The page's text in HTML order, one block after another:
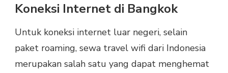
Koneksi Internet di Bangkok
Untuk koneksi internet luar negeri, selain
paket roaming, sewa travel wifi dari Indonesia
merupakan salah satu yang dapat menghemat